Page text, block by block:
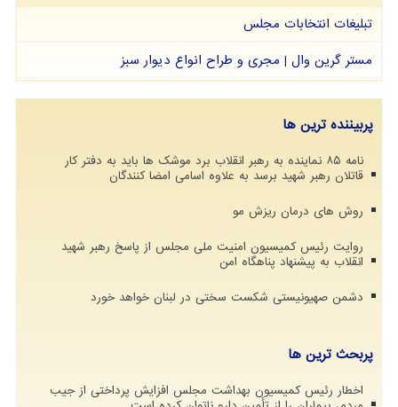
تبلیغات انتخابات مجلس
مستر گرین وال | مجری و طراح انواع دیوار سبز
پربیننده ترین ها
نامه ۸۵ نماینده به رهبر انقلاب برد موشک ها باید به دفتر کار
قاتلان رهبر شهید برسد به علاوه اسامی امضا کنندگان
روش های درمان ریزش مو
روایت رئیس کمیسیون امنیت ملی مجلس از پاسخ رهبر شهید
انقلاب به پیشنهاد پناهگاه امن
دشمن صهیونیستی شکست سختی در لبنان خواهد خورد
پربحث ترین ها
اخطار رئیس کمیسیون بهداشت مجلس افزایش پرداختی از جیب